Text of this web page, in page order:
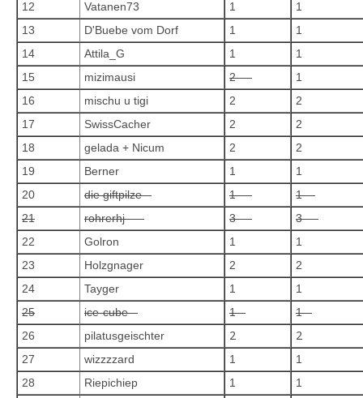
12 Vatanen73 1
1
13
D'Buebe vom Dorf 1
1
14
Attila_G 1
1
15
mizimausi 2
1
16
mischu u tigi 2
2
17
SwissCacher 2
2
18
gelada + Nicum 2
2
19
Berner 1
1
20
die giftpilze 1
1
21
rohrerhj 3
3
22
Golron 1
1
23
Holzgnager 2
2
24
Tayger 1
1
25
ice-cube 1
1
26
pilatusgeischter 2 2
27 wizzzzard 1
1
28
Riepichiep 1
1